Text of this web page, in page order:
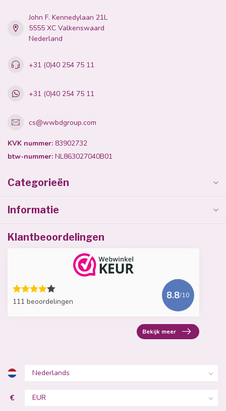
John F. Kennedylaan 21L
5555 XC Valkenswaard
Nederland
+31 (0)40 254 75 11
+31 (0)40 254 75 11
cs@wwbdgroup.com
KVK nummer: 83902732
btw-nummer: NL863027040B01
Categorieën
Informatie
Klantbeoordelingen
111 beoordelingen
8.8/10
Bekijk meer
€